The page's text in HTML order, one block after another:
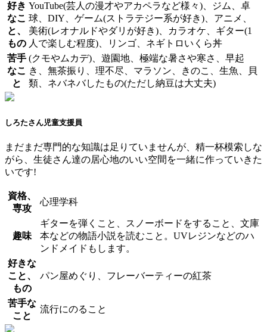
好き
なこ
と、
もの
YouTube(芸人の漫才やアカペラなど様々)、ジム、卓
球、DIY、ゲーム(ストラテジー系が好き)、アニメ、
美術(レオナルドやダリが好き)、カラオケ、ギター(1
人で楽しむ程度)、リンゴ、ネギトロいくら丼
苦手
なこ
と
(クモやムカデ)、遊園地、極端な暑さや寒さ、早起
き、無茶振り、理不尽、マラソン、きのこ、生魚、貝
類、ネバネバしたもの(ただし納豆は大丈夫)
しろたさん児童支援員
まだまだ専門的な知識は足りていませんが、精一杯模索しな
がら、生徒さん達の居心地のいい空間を一緒に作っていきた
いです!
資格、
専攻
心理学科
趣味
ギターを弾くこと、スノーボードをすること、文庫
本などの物語小説を読むこと。UVレジンなどのハ
ンドメイドもします。
好きな
こと、
もの
パン屋めぐり、フレーバーティーの紅茶
苦手な
こと
流行にのること